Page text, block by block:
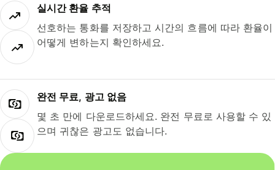
실시간 환율 추적
선호하는 통화를 저장하고 시간의 흐름에 따라 환율이
어떻게 변하는지 확인하세요.
완전 무료, 광고 없음
몇 초 만에 다운로드하세요. 완전 무료로 사용할 수 있
으며 귀찮은 광고도 없습니다.